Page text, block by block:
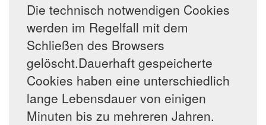
Die technisch notwendigen Cookies
werden im Regelfall mit dem
Schließen des Browsers
gelöscht.Dauerhaft gespeicherte
Cookies haben eine unterschiedlich
lange Lebensdauer von einigen
Minuten bis zu mehreren Jahren.